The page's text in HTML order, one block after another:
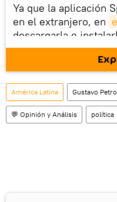
Ya que la aplicación
en el extranjero, en
descargarla e
móvil (¡solo para
También tenemos
social rusa VK .
América Latina Gustavo Petro
💬 Opinión y Análisis política